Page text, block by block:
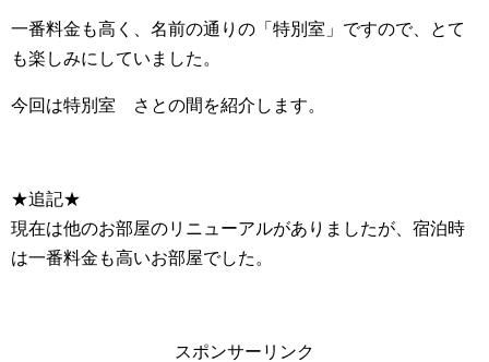
一番料金も高く、名前の通りの「特別室」ですので、とて
も楽しみにしていました。
今回は特別室 さとの間を紹介します。
★追記★
現在は他のお部屋のリニューアルがありましたが、宿泊時
は一番料金も高いお部屋でした。
スポンサーリンク